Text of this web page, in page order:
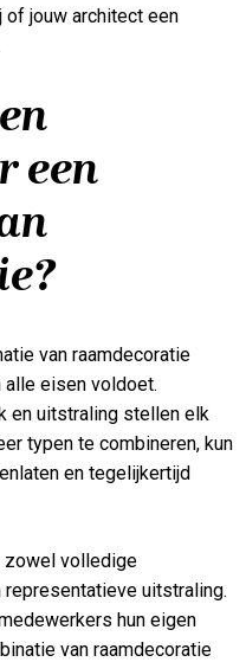
jouw architect een
een
van raamdecoratie
alle eisen voldoet.
en uitstraling stellen elk
typen te combineren, kun
en tegelijkertijd
zowel volledige
uitstraling.
hun eigen
van raamdecoratie